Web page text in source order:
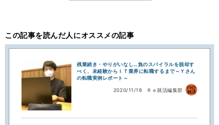
この記事を読んだ人にオススメの記事
残業続き・やりがいなし…負のスパイラルを脱却す
べく、未経験からＩＴ業界に転職するまで～Ｙさん
の転職実例レポート～
2020/11/19 Ｒｅ就活編集部